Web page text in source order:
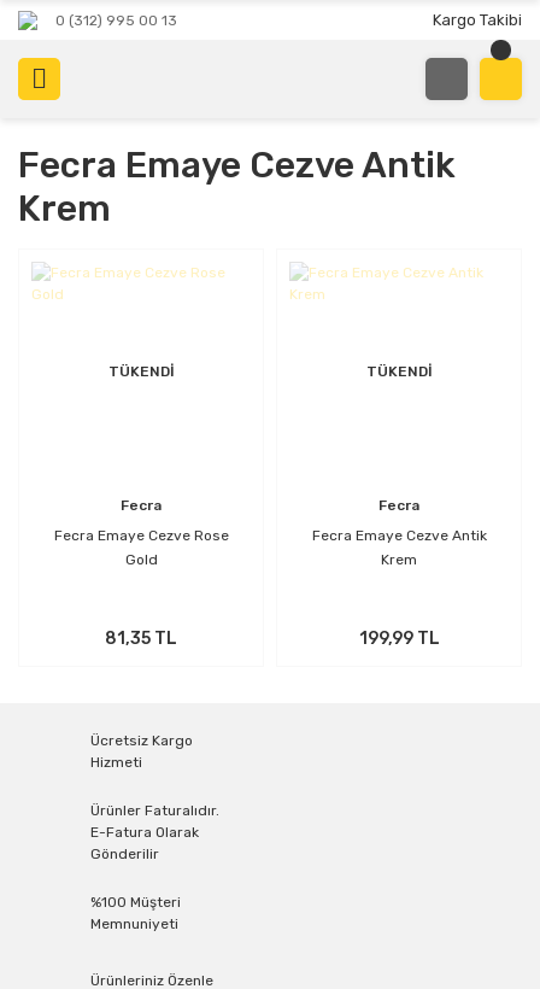
0 (312) 995 00 13 Kargo Takibi
Fecra Emaye Cezve Antik
Krem
TÜKENDİ
Fecra
Fecra Emaye Cezve Rose
Gold
81,35 TL
TÜKENDİ
Fecra
Fecra Emaye Cezve Antik
Krem
199,99 TL
Ücretsiz Kargo
Hizmeti
Ürünler Faturalıdır.
E-Fatura Olarak
Gönderilir
%100 Müşteri
Memnuniyeti
Ürünleriniz Özenle